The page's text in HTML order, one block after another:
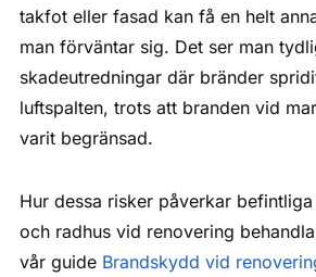
takfot eller fasad kan få en helt
man förväntar sig. Det ser man
skadeutredningar där bränder
luftspalten, trots att branden vid
varit begränsad.
Hur dessa risker påverkar
och radhus vid renovering
vår guide Brandskydd vid